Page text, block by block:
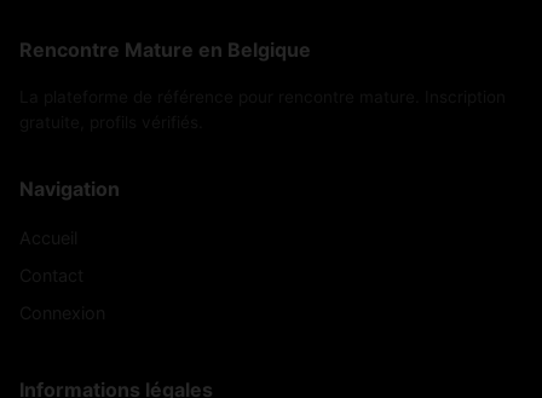
Rencontre Mature en Belgique
Navigation
Informations légales